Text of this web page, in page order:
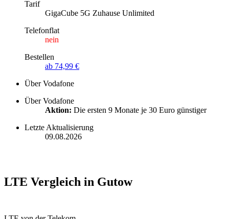
Tarif
GigaCube 5G Zuhause Unlimited
Telefonflat
nein
Bestellen
ab 74,99 €
Über Vodafone
Über Vodafone
Aktion: Die ersten 9 Monate je 30 Euro günstiger
Letzte Aktualisierung
09.08.2026
LTE Vergleich in Gutow